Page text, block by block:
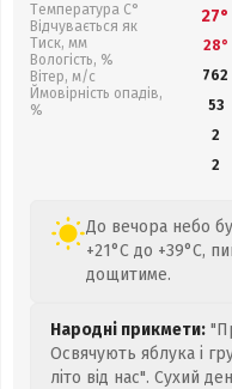
Температура С°
Відчувається як
Тиск, мм
Вологість, %
Вітер, м/с
Ймовірність опадів,
%
27°
28°
762
53
2
2
До вечора небо
+21°C до +39°C,
дощитиме.
Народні прикмети:
Освячують яблука і
літо від нас". Сухий